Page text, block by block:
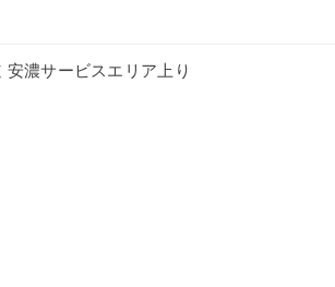
濃サービスエリア上り